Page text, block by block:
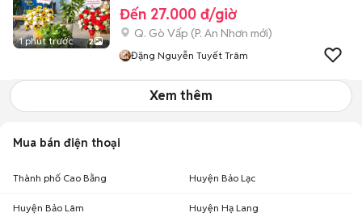
1 phút trước 2
Đến 27.000 đ/giờ
Q. Gò Vấp (P. An Nhơn mới)
Đặng Nguyễn Tuyết Trâm
Xem thêm
Mua bán điện thoại
Thành phố Cao Bằng Huyện Bảo Lạc
Huyện Bảo Lâm Huyện Hạ Lang